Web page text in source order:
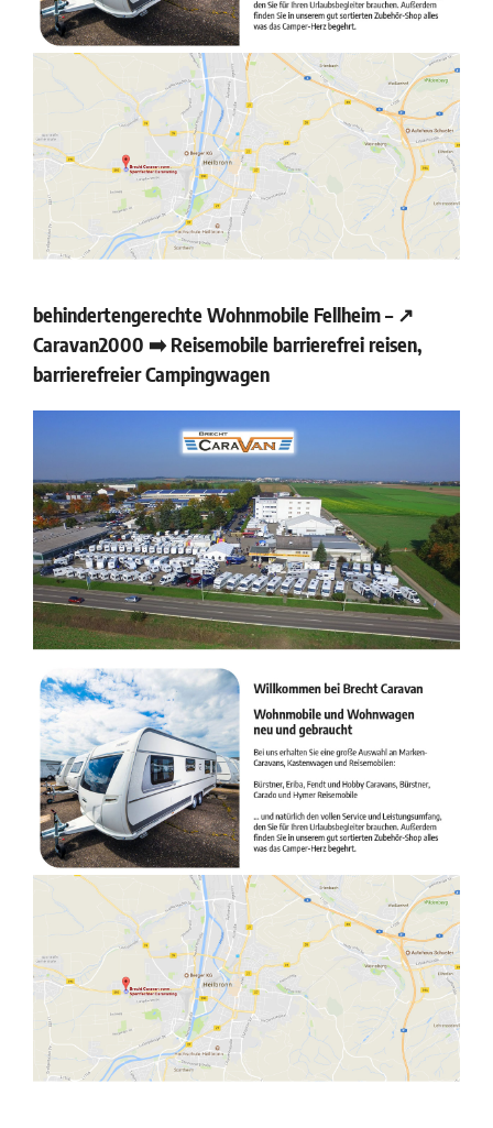
behindertengerechte Wohnmobile Fellheim – ↗️
Caravan2000 ➡️ Reisemobile barrierefrei reisen,
barrierefreier Campingwagen